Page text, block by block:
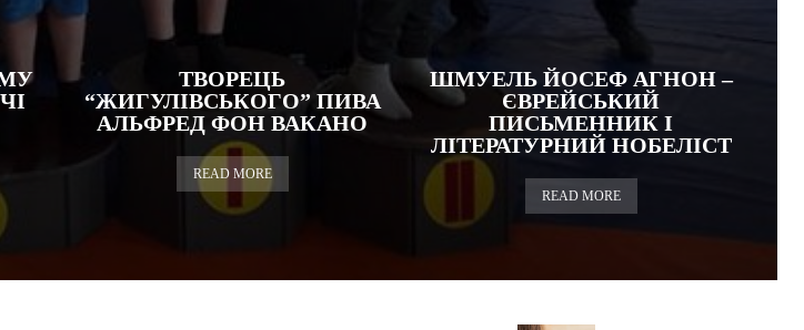
ТВОРЕЦЬ
“ЖИГУЛІВСЬКОГО” ПИВА
АЛЬФРЕД ФОН ВАКАНО
READ MORE
ШМУЕЛЬ ЙОСЕФ АГНОН –
ЄВРЕЙСЬКИЙ
ПИСЬМЕННИК І
ЛІТЕРАТУРНИЙ НОБЕЛІСТ
READ MORE